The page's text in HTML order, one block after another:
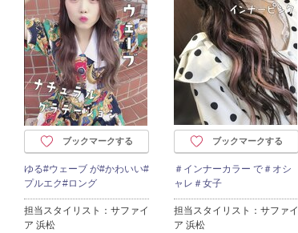
ブックマークする
ゆる#ウェーブ が#かわいい#
プルエク#ロング
担当スタイリスト：サファイ
ア 浜松
ブックマークする
＃インナーカラー で＃オシ
ャレ＃女子
担当スタイリスト：サファイ
ア 浜松